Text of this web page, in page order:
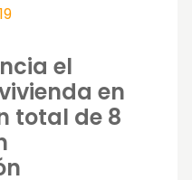
el
en
total de 8